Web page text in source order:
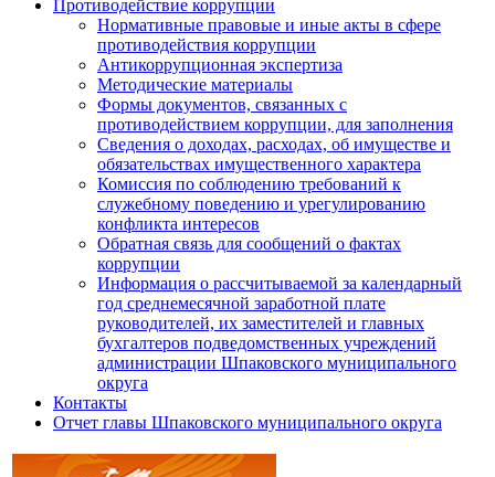
Противодействие коррупции
Нормативные правовые и иные акты в сфере
противодействия коррупции
Антикоррупционная экспертиза
Методические материалы
Формы документов, связанных с
противодействием коррупции, для заполнения
Сведения о доходах, расходах, об имуществе и
обязательствах имущественного характера
Комиссия по соблюдению требований к
служебному поведению и урегулированию
конфликта интересов
Обратная связь для сообщений о фактах
коррупции
Информация о рассчитываемой за календарный
год среднемесячной заработной плате
руководителей, их заместителей и главных
бухгалтеров подведомственных учреждений
администрации Шпаковского муниципального
округа
Контакты
Отчет главы Шпаковского муниципального округа